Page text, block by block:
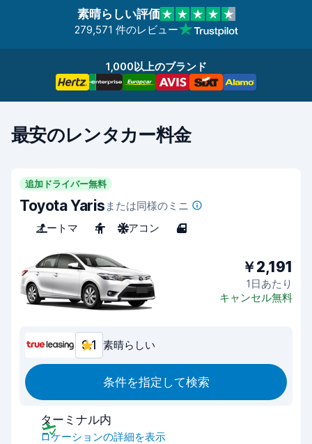
素晴らしい評価
279,571 件のレビュー
1,000以上のブランド
最安のレンタカー料金
追加ドライバー無料
Toyota Yaris または同様のミニ
オートマ
4 エアコン 4
￥2,191
1日あたり
キャンセル無料
9.1 素晴らしい
条件を指定して検索
ターミナル内
ロケーションの詳細を表示